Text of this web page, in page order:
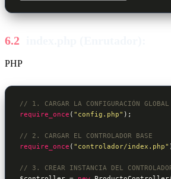
PHP
// 1. CARGAR LA CONFIGURACIÓN GLOBAL
require_once ( "config.php" );
// 2. CARGAR EL CONTROLADOR BASE
require_once ( "controlador/index.php"
// 3. CREAR INSTANCIA DEL